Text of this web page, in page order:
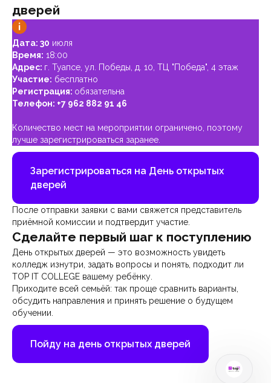
дверей
Дата: 30 июля
Время: 18:00
Адрес: г. Туапсе, ул. Победы, д. 10, ТЦ "Победа", 4 этаж
Участие: бесплатно
Регистрация: обязательна
Телефон: +7 962 882 91 46
Количество мест на мероприятии ограничено, поэтому
лучше зарегистрироваться заранее.
Зарегистрироваться на День открытых
дверей
После отправки заявки с вами свяжется представитель
приёмной комиссии и подтвердит участие.
Сделайте первый шаг к поступлению
День открытых дверей — это возможность увидеть
колледж изнутри, задать вопросы и понять, подходит ли
TOP IT COLLEGE вашему ребёнку.
Приходите всей семьёй: так проще сравнить варианты,
обсудить направления и принять решение о будущем
обучении.
Пойду на день открытых дверей